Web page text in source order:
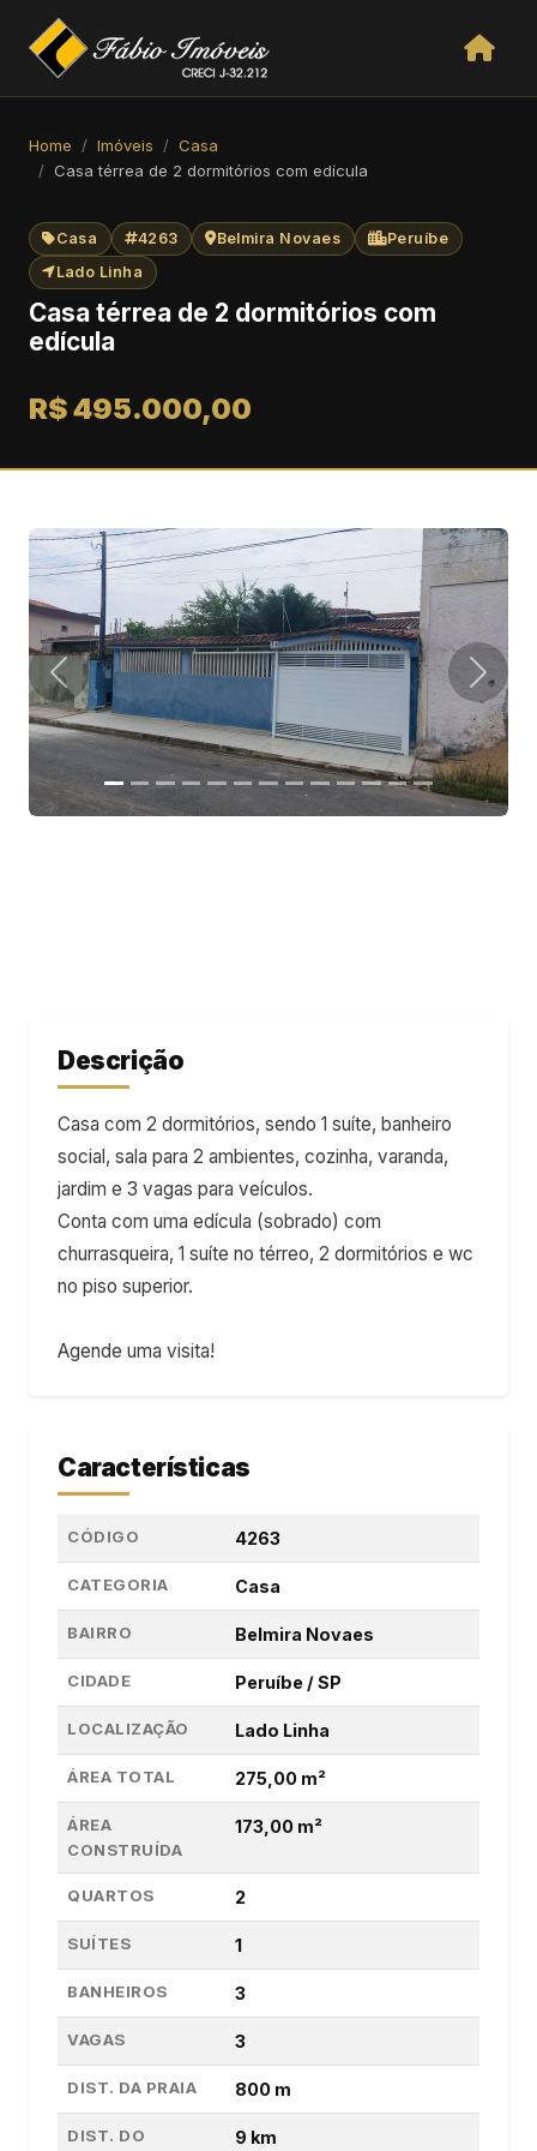
Home Imóveis
Casa
Casa térrea de 2 dormitórios com edícula
Casa 4263 Belmira Novaes
Peruíbe
Lado Linha
Casa térrea de 2 dormitórios com
edícula
R$ 495.000,00
Descrição
Casa com 2 dormitórios, sendo 1 suíte, banheiro
social, sala para 2 ambientes, cozinha, varanda,
jardim e 3 vagas para veículos.
Conta com uma edícula (sobrado) com
churrasqueira, 1 suíte no térreo, 2 dormitórios e wc
no piso superior.
Agende uma visita!
Características
CÓDIGO 4263
CATEGORIA Casa
BAIRRO Belmira Novaes
CIDADE Peruíbe / SP
LOCALIZAÇÃO Lado Linha
ÁREA TOTAL 275,00 m²
ÁREA
CONSTRUÍDA
173,00 m²
QUARTOS 2
SUÍTES 1
BANHEIROS 3
VAGAS 3
DIST. DA PRAIA 800 m
DIST. DO 9 km